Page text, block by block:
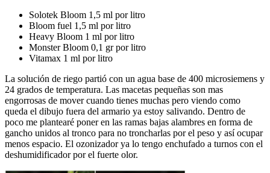
Solotek Bloom 1,5 ml por litro
Bloom fuel 1,5 ml por litro
Heavy Bloom 1 ml por litro
Monster Bloom 0,1 gr por litro
Vitamax 1 ml por litro
La solución de riego partió con un agua base de 400 microsiemens y
24 grados de temperatura. Las macetas pequeñas son mas
engorrosas de mover cuando tienes muchas pero viendo como
queda el dibujo fuera del armario ya estoy salivando. Dentro de
poco me plantearé poner en las ramas bajas alambres en forma de
gancho unidos al tronco para no troncharlas por el peso y así ocupar
menos espacio. El ozonizador ya lo tengo enchufado a turnos con el
deshumidificador por el fuerte olor.